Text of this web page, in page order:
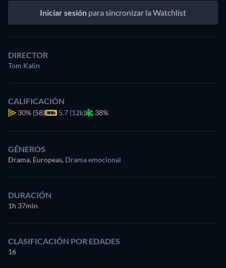
Iniciar sesión para sincronizar la Watchlist
DIRECTOR
Tom Kalin
CALIFICACIÓN
30% (58) 5.7 (12k) 38%
GÉNEROS
Drama, Europeas, Drama emocional
DURACIÓN
1h 37min
CLASIFICACIÓN POR EDADES
16